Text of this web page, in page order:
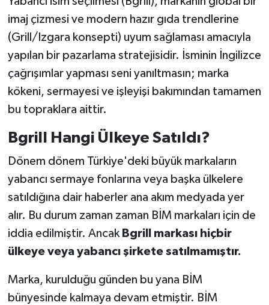
imaj çizmesi ve modern hazır gıda trendlerine
(Grill/Izgara konsepti) uyum sağlaması amacıyla
yapılan bir pazarlama stratejisidir. İsminin İngilizce
çağrışımlar yapması seni yanıltmasın; marka
kökeni, sermayesi ve işleyişi bakımından tamamen
bu topraklara aittir.
Bgrill Hangi Ülkeye Satıldı?
Dönem dönem Türkiye'deki büyük markaların
yabancı sermaye fonlarına veya başka ülkelere
satıldığına dair haberler ana akım medyada yer
alır. Bu durum zaman zaman BİM markaları için de
iddia edilmiştir. Ancak Bgrill markası hiçbir
ülkeye veya yabancı şirkete satılmamıştır.
Marka, kurulduğu günden bu yana BİM
bünyesinde kalmaya devam etmiştir. BİM